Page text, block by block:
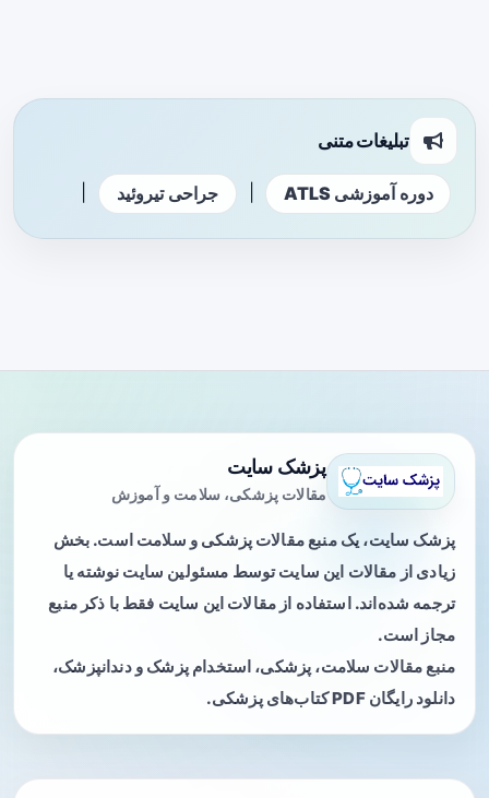
تبلیغات متنی
دوره آموزشی ATLS جراحی تیروئید
پزشک سایت
مقالات پزشکی، سلامت و آموزش
پزشک سایت، یک منبع مقالات پزشکی و سلامت است. بخش
زیادی از مقالات این سایت توسط مسئولین سایت نوشته یا
ترجمه شده‌اند. استفاده از مقالات این سایت فقط با ذکر منبع
مجاز است.
منبع مقالات سلامت، پزشکی، استخدام پزشک و دندانپزشک،
دانلود رایگان PDF کتاب‌های پزشکی.